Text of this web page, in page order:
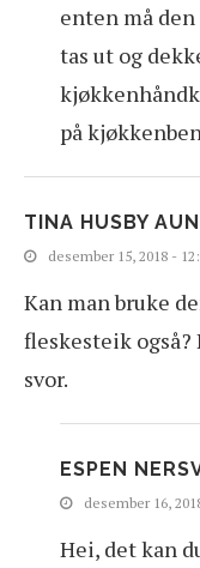
enten må
tas ut og
på
TINA HUSBY
desember 15, 2018 -
Kan man bruke
fleskesteik
svor.
ESPEN
desember 16,
Hei, det kan